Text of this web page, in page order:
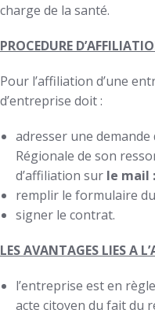
charge de la santé.
PROCEDURE
Pour l’affiliation d’une
d’entreprise doit :
adresser une
Régionale de son
d’affiliation sur le mail
remplir le formulaire
signer le contrat.
LES AVANTAGES LIES A
l’entreprise est en
acte citoyen du fait du